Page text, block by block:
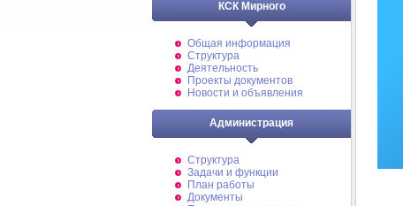
КСК Мирного
Общая информация
Структура
Деятельность
Проекты документов
Новости и объявления
Администрация
Структура
Задачи и функции
План работы
Документы